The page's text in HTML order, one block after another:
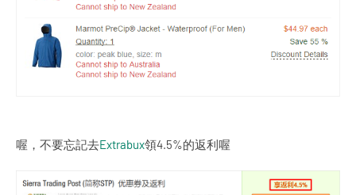
喔，不要忘記去Extrabux領4.5%的返利喔